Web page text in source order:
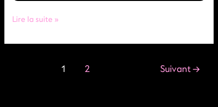
Sunday,June
Lire la suite »
1 2 Suivant→